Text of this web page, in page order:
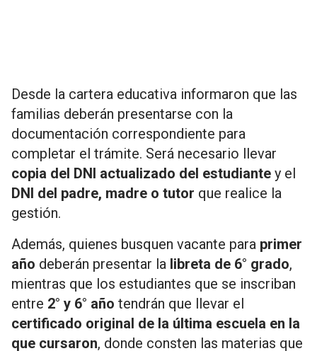
Desde la cartera educativa informaron que las
familias deberán presentarse con la
documentación correspondiente para
completar el trámite. Será necesario llevar
copia del DNI actualizado del estudiante y el
DNI del padre, madre o tutor que realice la
gestión.
Además, quienes busquen vacante para primer
año deberán presentar la libreta de 6° grado,
mientras que los estudiantes que se inscriban
entre 2° y 6° año tendrán que llevar el
certificado original de la última escuela en la
que cursaron, donde consten las materias que